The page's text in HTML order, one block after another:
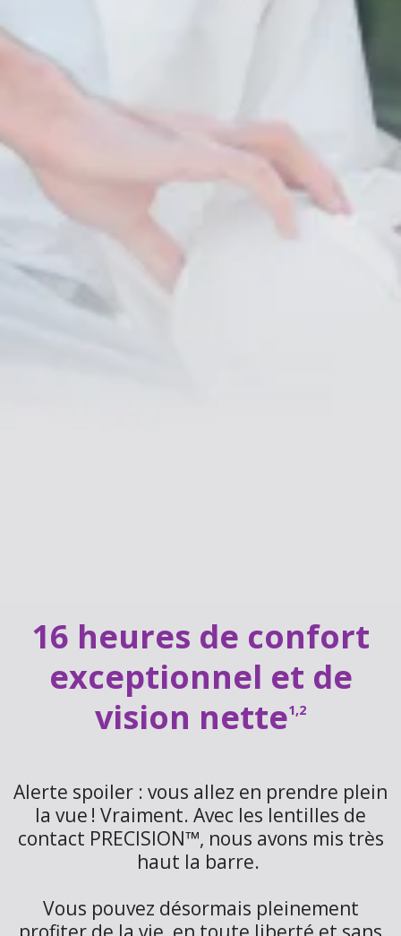
16 heures de confort
exceptionnel et de
vision nette1,2
Alerte spoiler : vous allez en prendre plein
la vue ! Vraiment. Avec les lentilles de
contact PRECISION™, nous avons mis très
haut la barre.
Vous pouvez désormais pleinement